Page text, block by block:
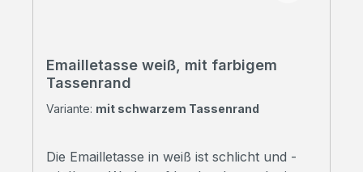
Emailletasse weiß, mit farbigem
Tassenrand
Variante: mit schwarzem Tassenrand
Die Emailletasse in weiß ist schlicht und -